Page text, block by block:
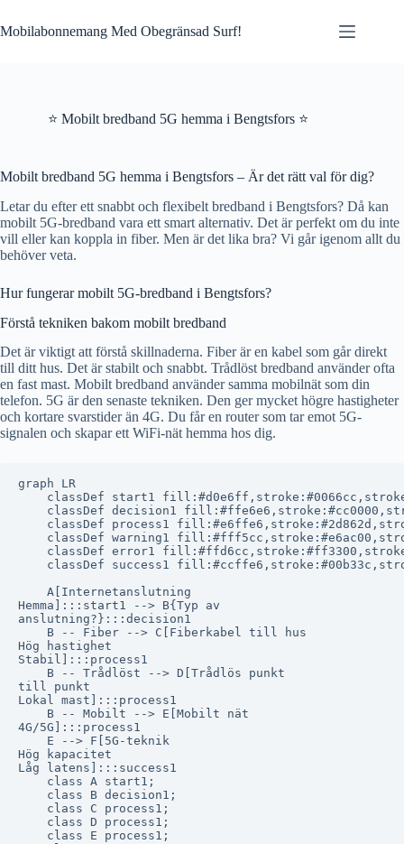
to
content
Mobilabonnemang Med Obegränsad Surf!
⭐ Mobilt bredband 5G hemma i Bengtsfors ⭐
Mobilt bredband 5G hemma i Bengtsfors – Är det rätt val för dig?
Letar du efter ett snabbt och flexibelt bredband i Bengtsfors? Då kan
mobilt 5G-bredband vara ett smart alternativ. Det är perfekt om du inte
vill eller kan koppla in fiber. Men är det lika bra? Vi går igenom allt du
behöver veta.
Hur fungerar mobilt 5G-bredband i Bengtsfors?
Förstå tekniken bakom mobilt bredband
Det är viktigt att förstå skillnaderna. Fiber är en kabel som går direkt
till ditt hus. Det är stabilt och snabbt. Trådlöst bredband använder ofta
en fast mast. Mobilt bredband använder samma mobilnät som din
telefon. 5G är den senaste tekniken. Den ger mycket högre hastigheter
och kortare svarstider än 4G. Du får en router som tar emot 5G-
signalen och skapar ett WiFi-nät hemma hos dig.
graph LR
classDef start1
classDef decision1
classDef process1
classDef warning1
classDef error1
classDef success1
    A[Internetanslutning
Hemma]:::start1 --> B{Typ av
anslutning?}:::decision1
    B -- Fiber --> C[Fiberkabel till hus
Hög hastighet
Stabil]:::process1
    B -- Trådlöst --> D[Trådlös punkt
till punkt
Lokal mast]:::process1
    B -- Mobilt --> E[Mobilt nät
4G/5G]:::process1
    E --> F[5G-teknik
Hög kapacitet
Låg latens]:::success1
    class A start1;
    class B decision1;
    class C process1;
    class D process1;
    class E process1;